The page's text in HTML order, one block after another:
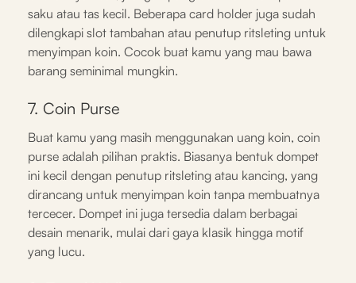
saku atau tas kecil. Beberapa card holder juga sudah
dilengkapi slot tambahan atau penutup ritsleting untuk
menyimpan koin. Cocok buat kamu yang mau bawa
barang seminimal mungkin.
7. Coin Purse
Buat kamu yang masih menggunakan uang koin, coin
purse adalah pilihan praktis. Biasanya bentuk dompet
ini kecil dengan penutup ritsleting atau kancing, yang
dirancang untuk menyimpan koin tanpa membuatnya
tercecer. Dompet ini juga tersedia dalam berbagai
desain menarik, mulai dari gaya klasik hingga motif
yang lucu.